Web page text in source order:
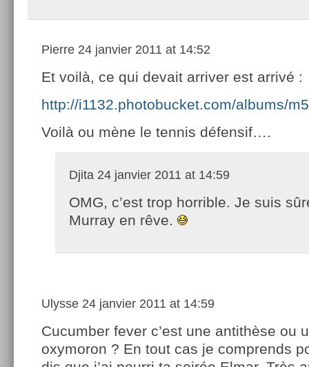
Pierre 24 janvier 2011 at 14:52
Et voilà, ce qui devait arriver est arrivé :
http://i1132.photobucket.com/albums/
Voilà ou mène le tennis défensif….
Djita 24 janvier 2011 at 14:59
OMG, c’est trop horrible. Je suis
Murray en rêve.
Ulysse 24 janvier 2011 at 14:59
Cucumber fever c’est une antithèse ou
oxymoron ? En tout cas je comprends